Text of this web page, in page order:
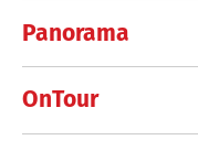
Panorama
OnTour